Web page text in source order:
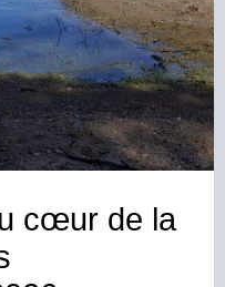
cœur de la